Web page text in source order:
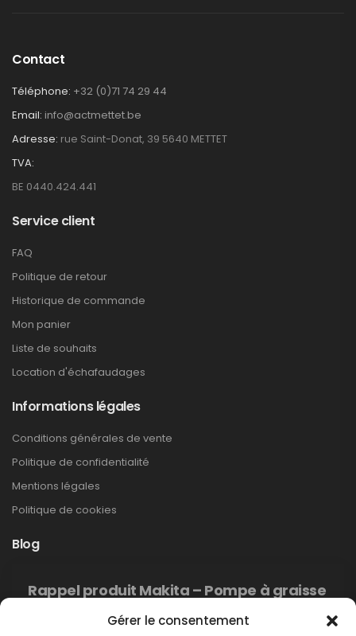
Gérer le consentement
Contact
Téléphone: +32 (0)71 74 29 44
Email: info@actmettet.be
Adresse: rue Saint-Donat, 39 5640 METTET
TVA:
BE 0440.424.441
Service client
FAQ
Politique de retour
Historique de commande
Mon panier
Liste de souhaits
Location d'échafaudages
Informations légales
Conditions générales de vente
Politique de confidentialité
Mentions légales
Politique de cookies
Blog
Rappel produit Makita – Pompe à graisse